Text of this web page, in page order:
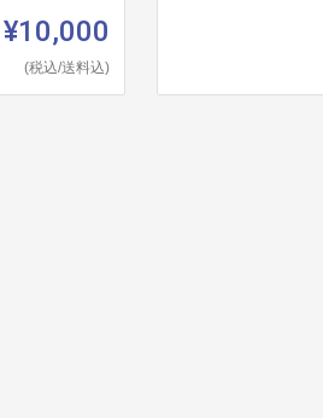
¥10,000
(税込/送料込)